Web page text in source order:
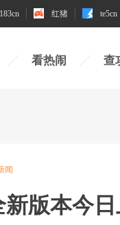
183cn 红猪 te5cn
看热闹 查
闻
新版本今